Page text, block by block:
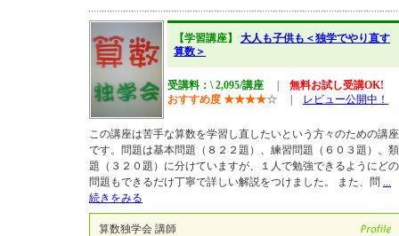
【学習講座】 大人も子供も＜独学でやり直す
算数＞
受講料：\ 2,095/講座
無料お試し受講OK!
おすすめ度 ★★★★☆ レビュー公開中！
この講座は苦手な算数を学習し直したいという方々のための講座
です。問題は基本問題（８２２題）、練習問題（６０３題）、類
題（３２０題）に分けていますが、１人で勉強できるようにどの
問題もできるだけ丁寧で詳しい解説をつけました。 また、問 ...
続きをみる
算数独学会 講師